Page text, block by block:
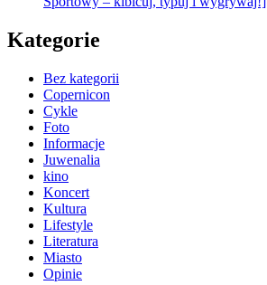
Kategorie
Bez kategorii
Copernicon
Cykle
Foto
Informacje
Juwenalia
kino
Koncert
Kultura
Lifestyle
Literatura
Miasto
Opinie